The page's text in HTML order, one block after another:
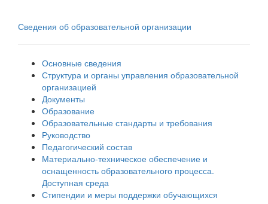
Сведения об образовательной организации
Основные сведения
Структура и органы управления образовательной
организацией
Документы
Образование
Образовательные стандарты и требования
Руководство
Педагогический состав
Материально-техническое обеспечение и
оснащенность образовательного процесса.
Доступная среда
Стипендии и меры поддержки обучающихся